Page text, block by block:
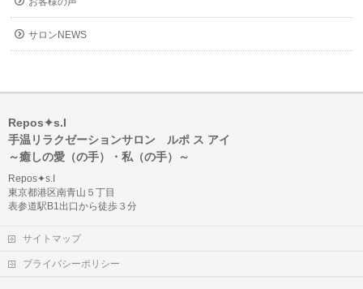
サロンNEWS
Repos✦s.I
手温リラクゼーションサロン ルポ ス アイ
～癒しの愛（の手）・私（の手）～
Repos✦s.I
東京都港区南青山５丁目
表参道駅B1出口から徒歩３分
サイトマップ
プライバシーポリシー